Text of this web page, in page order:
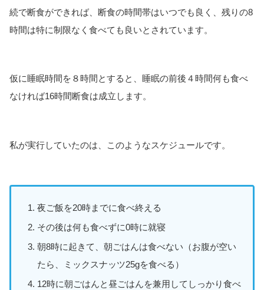
続で断食ができれば、断食の時間帯はいつでも良く、残りの8
時間は特に制限なく食べても良いとされています。
仮に睡眠時間を８時間とすると、睡眠の前後４時間何も食べ
なければ16時間断食は成立します。
私が実行していたのは、このようなスケジュールです。
夜ご飯を20時までに食べ終える
その後は何も食べずに0時に就寝
朝8時に起きて、朝ごはんは食べない（お腹が空い
たら、ミックスナッツ25gを食べる）
12時に朝ごはんと昼ごはんを兼用してしっかり食べ